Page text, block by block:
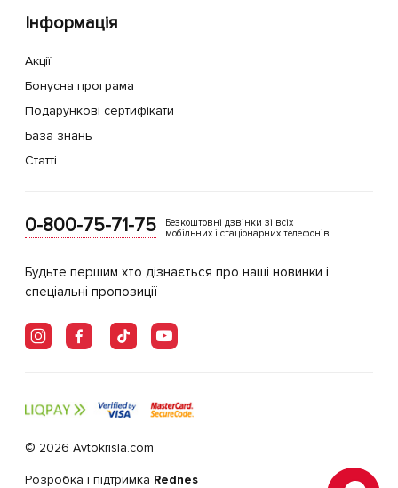
Інформація
Акції
Бонусна програма
Подарункові сертифікати
База знань
Статті
0-800-75-71-75
Безкоштовні дзвінки зі всіх
мобільних і стаціонарних телефонів
Будьте першим хто дізнається про наші новинки і
спеціальні пропозиції
© 2026 Avtokrisla.com
Розробка і підтримка Rednes